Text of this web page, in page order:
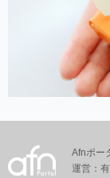
Afnポー
運営：